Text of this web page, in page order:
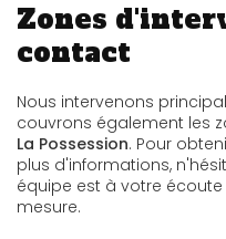
Zones
contact
Nous intervenons
couvrons également les
La Possession. Pour
plus d'informations,
équipe est à votre
mesure.